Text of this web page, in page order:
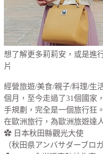
想了解更多莉莉安，或是進
片
經營旅遊/美食/親子/料理/生
個月，至今走過了31個國家
手規劃，完全是一個旅行狂
在歐洲旅行，為歐洲旅遊達
✿ 日本秋田縣觀光大使
（秋田県アンバサダーブロガ